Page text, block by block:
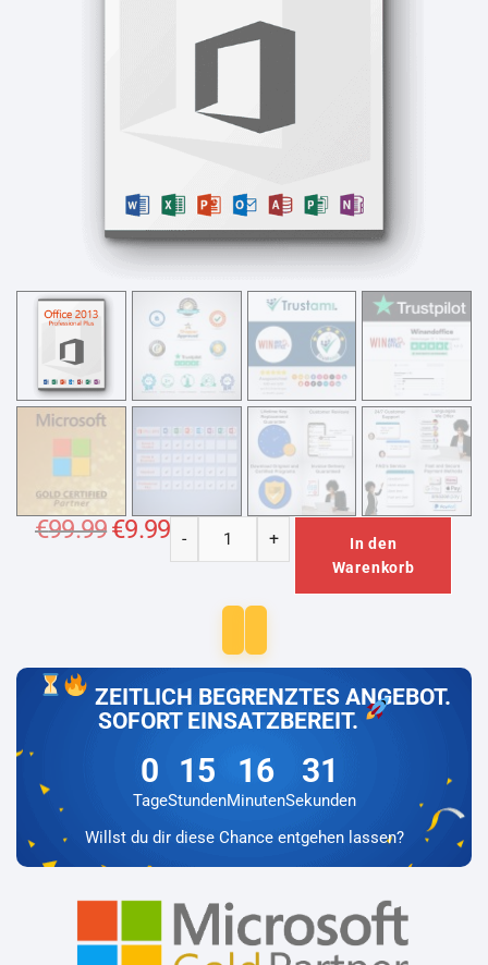
€99.99 Ursprünglicher
Preis
€9.99Aktueller
Preis
-
Microsoft
für
3
PC
Menge
+
In den
Warenkorb
ZEITLICH BEGRENZTES ANGEBOT.
SOFORT EINSATZBEREIT.
0
Tage
15
Stunden
16
Minuten
31
Sekunden
Willst du dir diese Chance entgehen lassen?